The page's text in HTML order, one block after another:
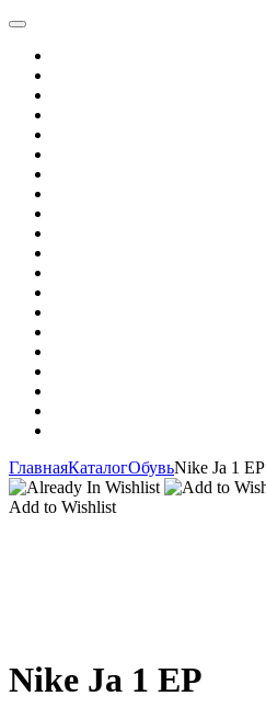
ГлавнаяКаталогОбувьNike Ja 1 EP
Add to Wishlist
Nike Ja 1 EP